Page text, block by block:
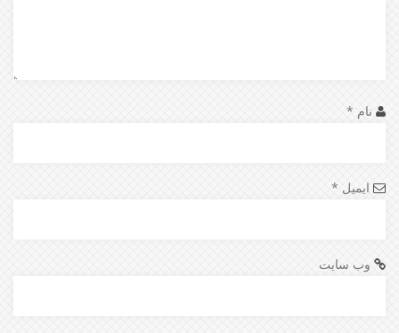
نام *
ایمیل *
وب‌ سایت